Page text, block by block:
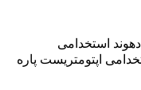
استخدامی
اپتومتریست پاره